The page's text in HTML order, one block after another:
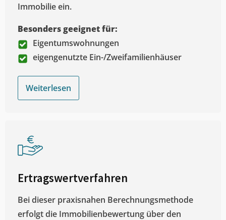
Immobilie ein.
Besonders geeignet für:
Eigentumswohnungen
eigengenutzte Ein-/Zweifamilienhäuser
Weiterlesen
Ertragswertverfahren
Bei dieser praxisnahen Berechnungsmethode
erfolgt die Immobilienbewertung über den